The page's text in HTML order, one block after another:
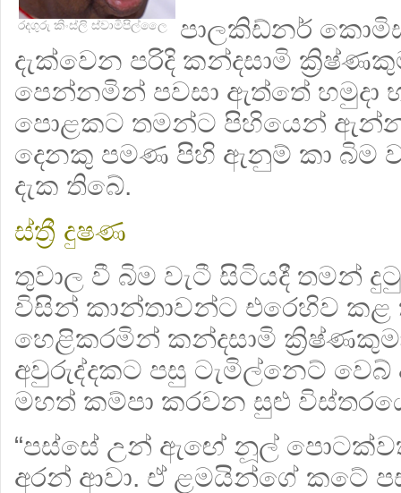
රදගුරු කිංස්ලි ස්වාමිපිල්ලෛ
පාලකිඩ්නර්
දැක්වෙන පරිදි කන්දසාමි
පෙන්නමින් පවසා ඇත්තේ හමුදා
පොළකට තමන්ට පිහියෙන් ඇන්න
දෙනකු පමණ පිහි ඇනුම් කා බිම
දැක තිබේ.
ස්ත්‍රී දුෂණ
තුවාල වී බිම වැටී සිටියදී තමන්
විසින් කාන්තාවන්ට එරෙහිව
හෙළිකරමින් කන්දසාමි
අවුරුද්දකට පසු ටැමිල්නෙට් වෙබ්
මහත් කම්පා කරවන සුළු
“පස්සේ උන් ඇඟේ නූල්
අරන් ආවා. ඒ ළමයින්ගේ කටේ